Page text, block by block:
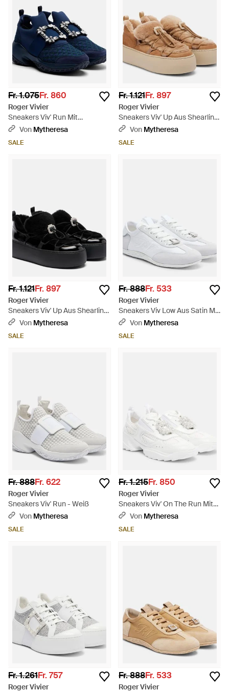
Fr. 1.075Fr. 860
Roger Vivier
Sneakers Viv' Run Mit
Veloursleder - Blau
Von Mytheresa
SALE
Fr. 1.121Fr. 897
Roger Vivier
Sneakers Viv' Up Aus Shearling
Und Veloursleder - Braun
Von Mytheresa
SALE
Fr. 1.121Fr. 897
Roger Vivier
Sneakers Viv' Up Aus Shearling
Und Lackleder - Schwarz
Von Mytheresa
SALE
Fr. 888Fr. 533
Roger Vivier
Sneakers Viv Low Aus Satin Mit
Veloursleder - Weiß
Von Mytheresa
SALE
Fr. 888Fr. 622
Roger Vivier
Sneakers Viv' Run - Weiß
Von Mytheresa
SALE
Fr. 1.215Fr. 850
Roger Vivier
Sneakers Viv' On The Run Mit
Leder - Weiß
Von Mytheresa
SALE
Fr. 1.261Fr. 757
Roger Vivier
Fr. 888Fr. 533
Roger Vivier